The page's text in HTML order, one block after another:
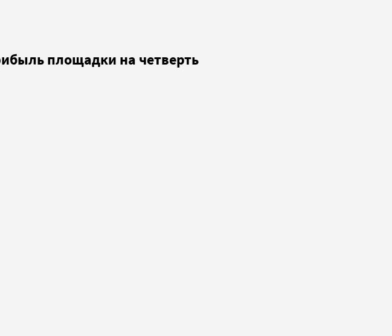
площадки на четверть